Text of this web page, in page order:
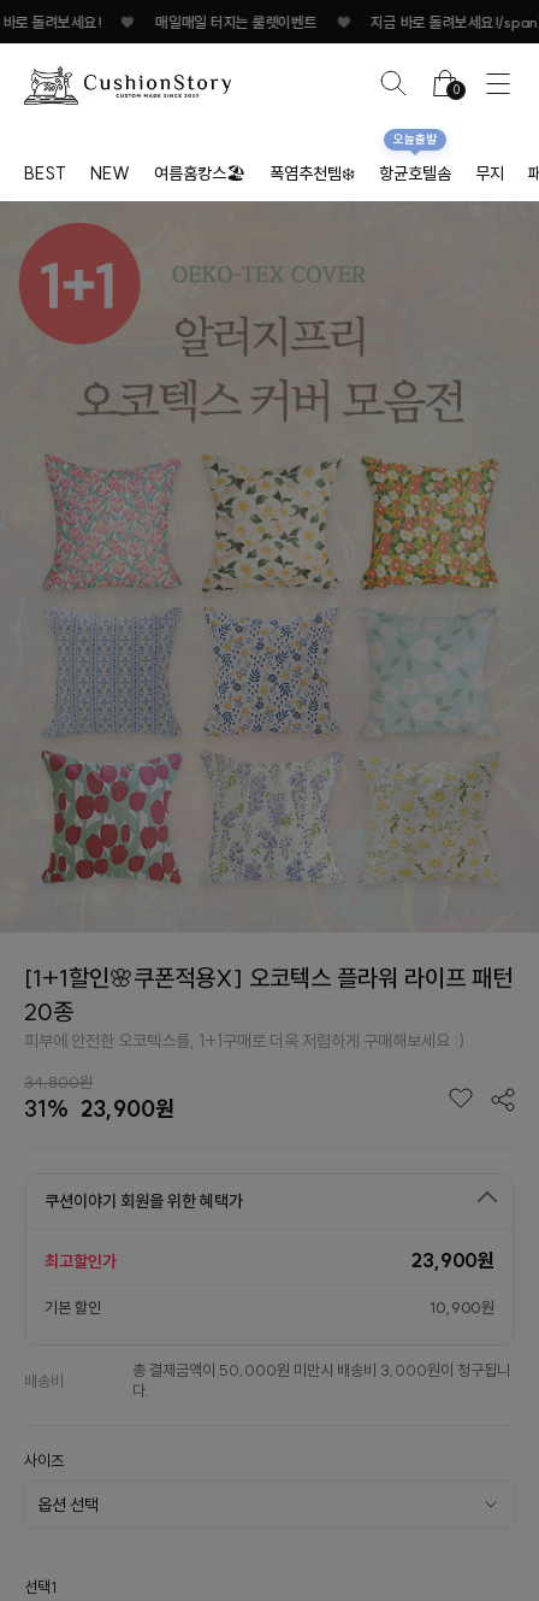
매일 터지는 룰렛이벤트 ♥ 지금 바로 돌려보세요! ♥ 매일매일 터지는 룰렛이벤트
0
BEST NEW 여름홈캉스🏖 폭염추천템❄️ 항균호텔솜
오늘출발
무지
[1+1할인🌸쿠폰적용X] 오코텍스 플라워 라이프 패턴
20종
피부에 안전한 오코텍스를, 1+1구매로 더욱 저렴하게 구매해보세요 :)
34,800원
31% 23,900원
쿠션이야기 회원을 위한 혜택가
최고할인가 23,900원
기본 할인 10,900원
배송비
총 결제금액이 50,000원 미만시 배송비 3,000원이 청구됩니
다.
사이즈
선택1